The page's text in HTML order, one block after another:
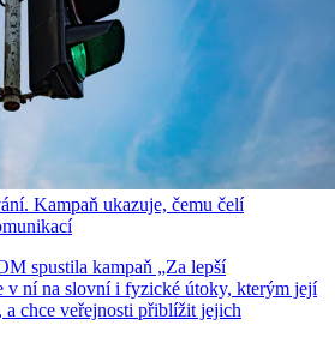
Kampaň ukazuje, čemu čelí
spustila kampaň „Za lepší
v ní na slovní i fyzické útoky, kterým její
a chce veřejnosti přiblížit jejich